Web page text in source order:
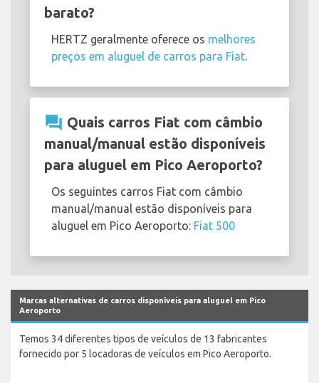
barato?
HERTZ geralmente oferece os melhores
preços em aluguel de carros para Fiat
question_answer Quais carros Fiat com câmbio
manual/manual estão disponíveis
para aluguel em Pico Aeroporto?
Os seguintes carros Fiat com câmbio
manual/manual estão disponíveis para
aluguel em Pico Aeroporto: Fiat 500
Marcas alternativas de carros disponíveis para aluguel em Pico
Aeroporto
Temos 34 diferentes tipos de veículos de 13 fabricantes
fornecido por 5 locadoras de veículos em Pico Aeroporto.